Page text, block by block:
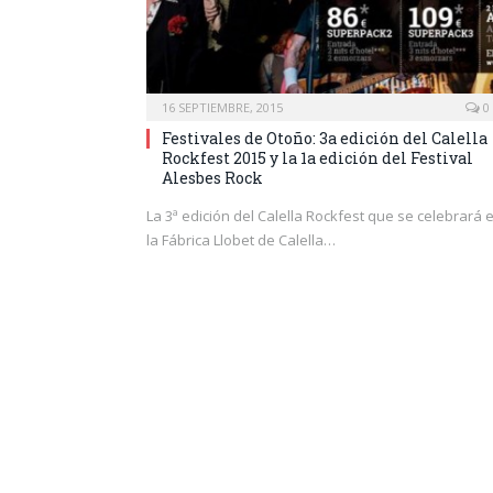
16 SEPTIEMBRE, 2015 0
Festivales de Otoño: 3a edición del Calella
Rockfest 2015 y la 1a edición del Festival
Alesbes Rock
La 3ª edición del Calella Rockfest que se celebrará
la Fábrica Llobet de Calella…